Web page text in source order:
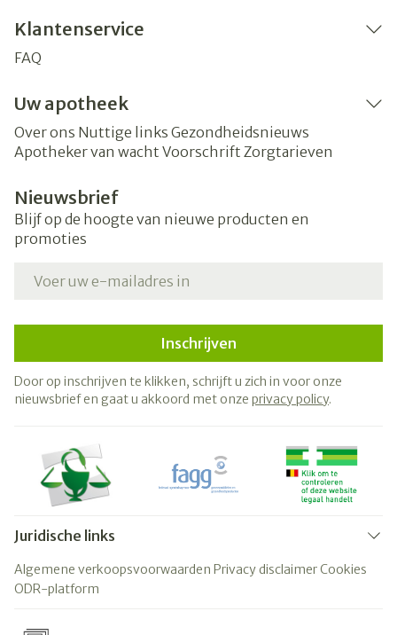
Klantenservice
FAQ
Uw apotheek
Over ons Nuttige links Gezondheidsnieuws
Apotheker van wacht Voorschrift Zorgtarieven
Nieuwsbrief
Blijf op de hoogte van nieuwe producten en
promoties
Inschrijven
Door op inschrijven te klikken, schrijft u zich in voor onze
nieuwsbrief en gaat u akkoord met onze privacy policy.
Juridische links
Algemene verkoopsvoorwaarden Privacy disclaimerCookies
ODR-platform